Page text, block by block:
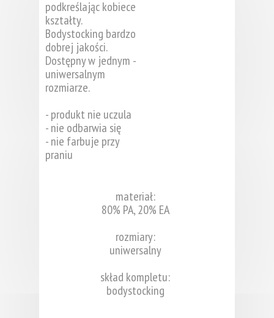
podkreślając kobiece
kształty.
Bodystocking bardzo
dobrej jakości.
Dostępny w jednym -
uniwersalnym
rozmiarze.
- produkt nie uczula
- nie odbarwia się
- nie farbuje przy
praniu
materiał:
80% PA, 20% EA
rozmiary:
uniwersalny
skład kompletu:
bodystocking